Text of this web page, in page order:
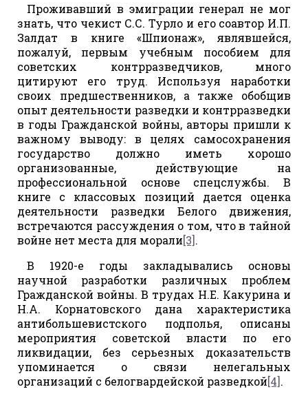
Проживавший в эмиграции генерал не мог
знать, что чекист С.С. Турло и его соавтор И.П.
Залдат в книге «Шпионаж», являвшейся,
пожалуй, первым учебным пособием для
советских контрразведчиков, много
цитируют его труд. Используя наработки
своих предшественников, а также обобщив
опыт деятельности разведки и контрразведки
в годы Гражданской войны, авторы пришли к
важному выводу: в целях самосохранения
государство должно иметь хорошо
организованные, действующие на
профессиональной основе спецслужбы. В
книге с классовых позиций дается оценка
деятельности разведки Белого движения,
встречаются рассуждения о том, что в тайной
войне нет места для морали[3].
В 1920-е годы закладывались основы
научной разработки различных проблем
Гражданской войны. В трудах Н.Е. Какурина и
Н.А. Корнатовского дана характеристика
антибольшевистского подполья, описаны
мероприятия советской власти по его
ликвидации, без серьезных доказательств
упоминается о связи нелегальных
организаций с белогвардейской разведкой[4].